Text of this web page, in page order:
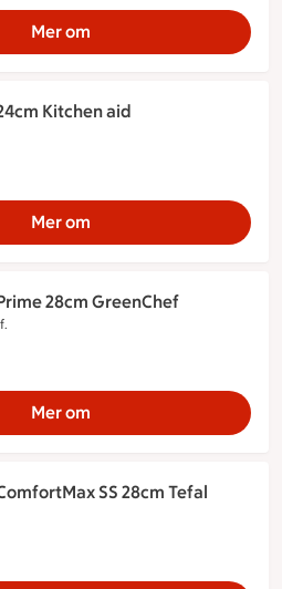
Mer om
Kitchen aid
Mer om
28cm GreenChef
Mer om
SS 28cm Tefal